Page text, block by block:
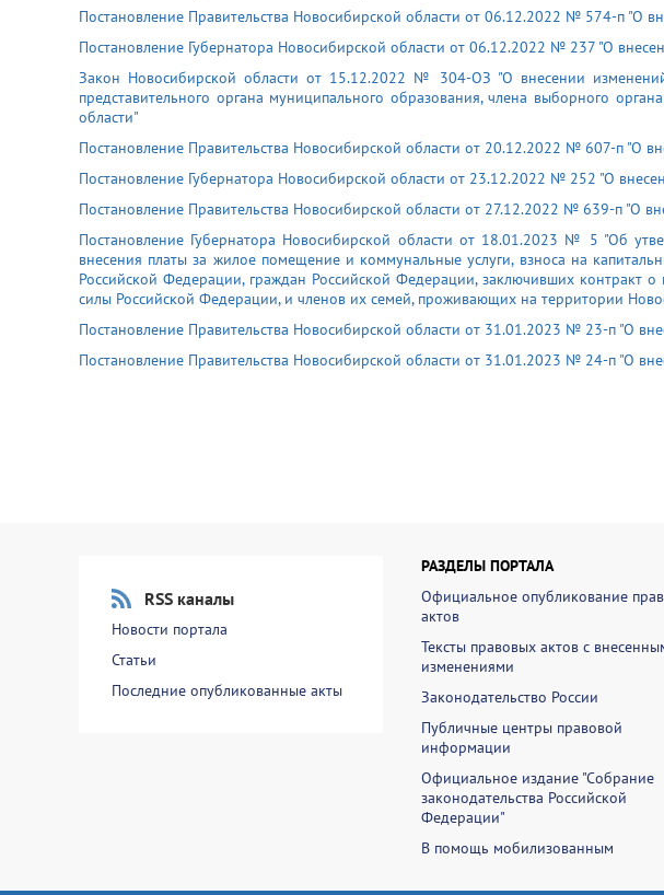
Постановление Правительства Новосибирской области от 06.12.2022 № 574-п "О
Постановление Губернатора Новосибирской области от 06.12.2022 № 237 "О
Закон Новосибирской области от 15.12.2022 № 304-ОЗ "О внесении
представительного органа муниципального образования, члена выборного
области"
Постановление Правительства Новосибирской области от 20.12.2022 № 607-п "О
Постановление Губернатора Новосибирской области от 23.12.2022 № 252 "О
Постановление Правительства Новосибирской области от 27.12.2022 № 639-п "О
Постановление Губернатора Новосибирской области от 18.01.2023 № 5 "Об
внесения платы за жилое помещение и коммунальные услуги, взноса на
Российской Федерации, граждан Российской Федерации, заключивших
силы Российской Федерации, и членов их семей, проживающих на территории
Постановление Правительства Новосибирской области от 31.01.2023 № 23-п "О
Постановление Правительства Новосибирской области от 31.01.2023 № 24-п "О
RSS каналы
Новости портала
Статьи
Последние опубликованные акты
РАЗДЕЛЫ ПОРТАЛА
Официальное опубликование
актов
Тексты правовых актов с
изменениями
Законодательство России
Публичные центры правовой
информации
Официальное издание "Собрание
законодательства Российской
Федерации"
В помощь мобилизованным